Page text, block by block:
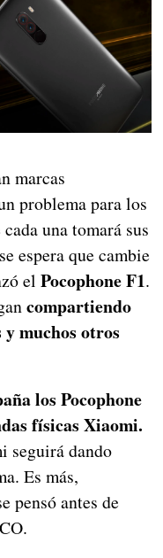
marcas
problema para los
una tomará sus
espera que cambie
el Pocophone F1.
compartiendo
muchos otros
los Pocophone
físicas Xiaomi.
seguirá dando
Es más,
pensó antes de